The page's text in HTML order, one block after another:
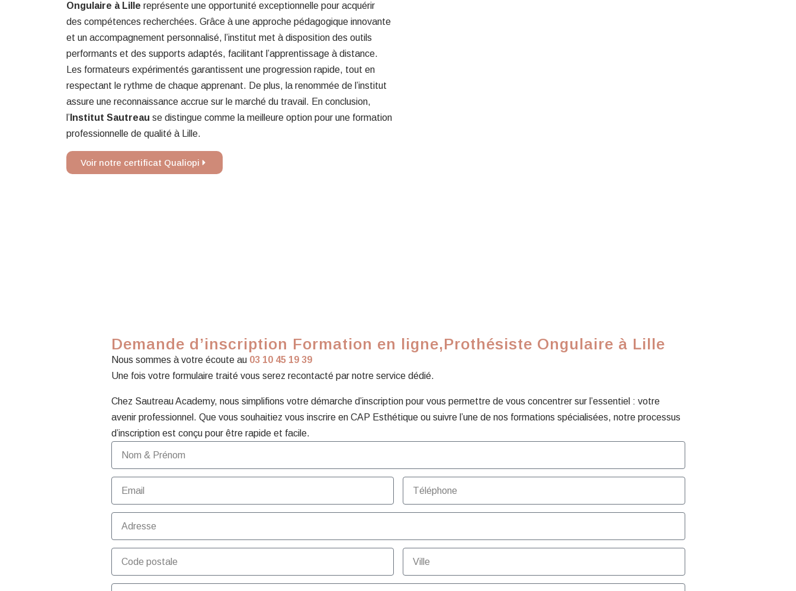
Ongulaire à Lille représente une opportunité exceptionnelle pour acquérir
des compétences recherchées. Grâce à une approche pédagogique innovante
et un accompagnement personnalisé, l’institut met à disposition des outils
performants et des supports adaptés, facilitant l’apprentissage à distance.
Les formateurs expérimentés garantissent une progression rapide, tout en
respectant le rythme de chaque apprenant. De plus, la renommée de l’institut
assure une reconnaissance accrue sur le marché du travail. En conclusion,
l’ Institut Sautreau se distingue comme la meilleure option pour une formation
professionnelle de qualité à Lille.
Voir notre certificat Qualiopi
Demande d’inscription Formation en ligne,Prothésiste Ongulaire à Lille
Nous sommes à votre écoute au 03 10 45 19 39
Une fois votre formulaire traité vous serez recontacté par notre service dédié.
Chez Sautreau Academy, nous simplifions votre démarche d’inscription pour vous permettre de vous concentrer sur l’essentiel : votre
avenir professionnel. Que vous souhaitiez vous inscrire en CAP Esthétique ou suivre l’une de nos formations spécialisées, notre processus
d’inscription est conçu pour être rapide et facile.